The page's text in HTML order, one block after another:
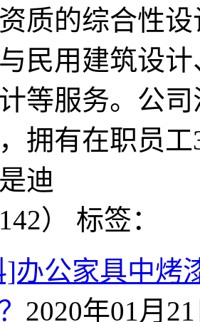
质的综合性
民用建筑设
等服务。公
拥有在职员
迪
） 标签：
办公家具中烤
2020年01月